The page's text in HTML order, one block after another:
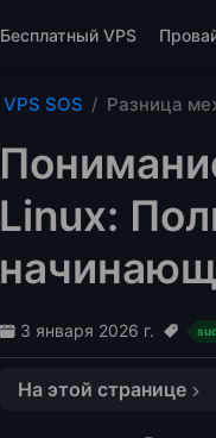
Бесплатный VPS
VPS SOS Разница
Linux:
3 января 2026 г.
На этой странице